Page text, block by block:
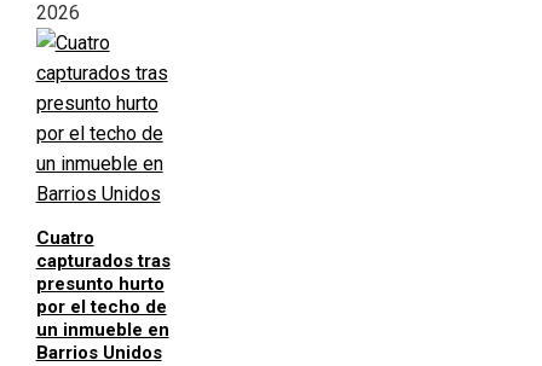
2026
Cuatro
capturados tras
presunto hurto
por el techo de
un inmueble en
Barrios Unidos